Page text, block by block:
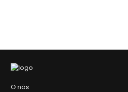
O nás